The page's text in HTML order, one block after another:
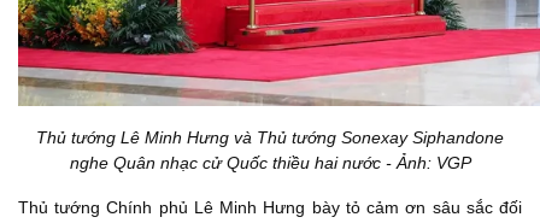
Thủ tướng Lê Minh Hưng và Thủ tướng Sonexay Siphandone
nghe Quân nhạc cử Quốc thiều hai nước - Ảnh: VGP
Thủ tướng Chính phủ Lê Minh Hưng bày tỏ cảm ơn sâu sắc đối